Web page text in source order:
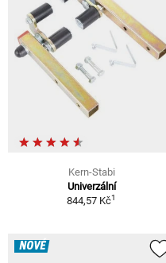
Kern-Stabi
Univerzální
844,57 Kč1
NOVÉ